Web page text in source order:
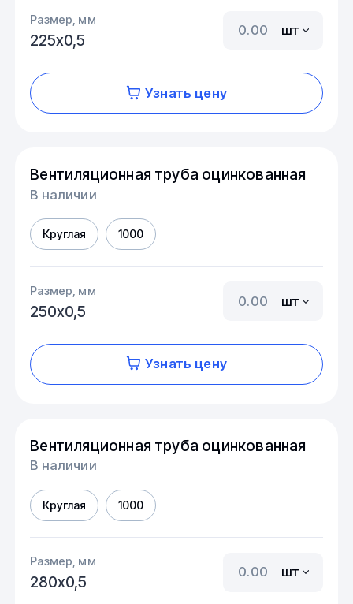
Размер, мм
225х0,5
шт
Узнать цену
Вентиляционная труба оцинкованная
В наличии
Круглая 1000
Размер, мм
250х0,5
шт
Узнать цену
Вентиляционная труба оцинкованная
В наличии
Круглая 1000
Размер, мм
280х0,5
шт